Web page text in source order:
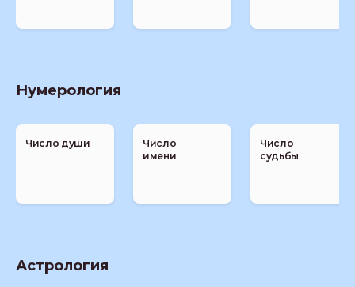
Нумерология
Число души
Число
имени
Число
судьбы
Астрология